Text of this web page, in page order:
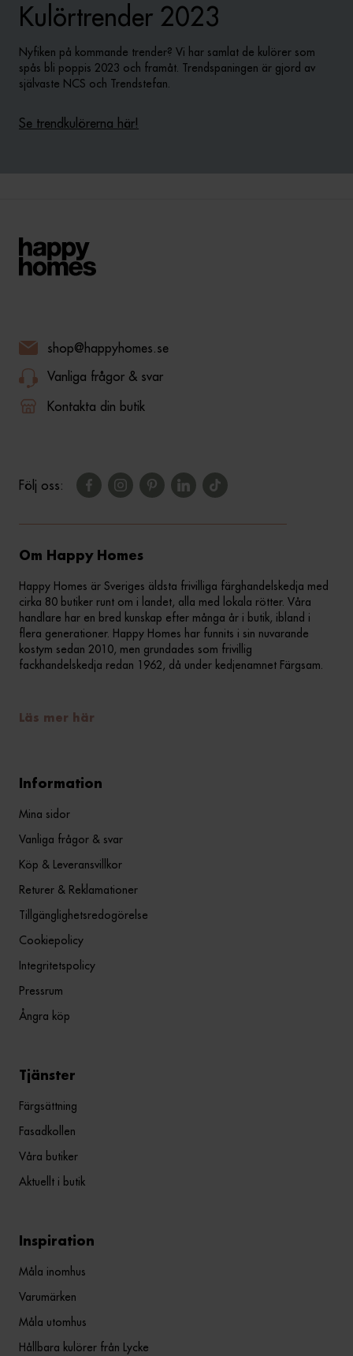
Kulörtrender 2023
Nyfiken på kommande trender? Vi har samlat de kulörer som
spås bli poppis 2023 och framåt. Trendspaningen är gjord av
självaste NCS och Trendstefan.
Se trendkulörerna här!
shop@happyhomes.se
Vanliga frågor & svar
Kontakta din butik
Följ oss:
Om Happy Homes
Happy Homes är Sveriges äldsta frivilliga färghandelskedja med
cirka 80 butiker runt om i landet, alla med lokala rötter. Våra
handlare har en bred kunskap efter många år i butik, ibland i
flera generationer. Happy Homes har funnits i sin nuvarande
kostym sedan 2010, men grundades som frivillig
fackhandelskedja redan 1962, då under kedjenamnet Färgsam.
Läs mer här
Information
Mina sidor
Vanliga frågor & svar
Köp & Leveransvillkor
Returer & Reklamationer
Tillgänglighetsredogörelse
Cookiepolicy
Integritetspolicy
Pressrum
Ångra köp
Tjänster
Färgsättning
Fasadkollen
Våra butiker
Aktuellt i butik
Inspiration
Måla inomhus
Varumärken
Måla utomhus
Hållbara kulörer från Lycke